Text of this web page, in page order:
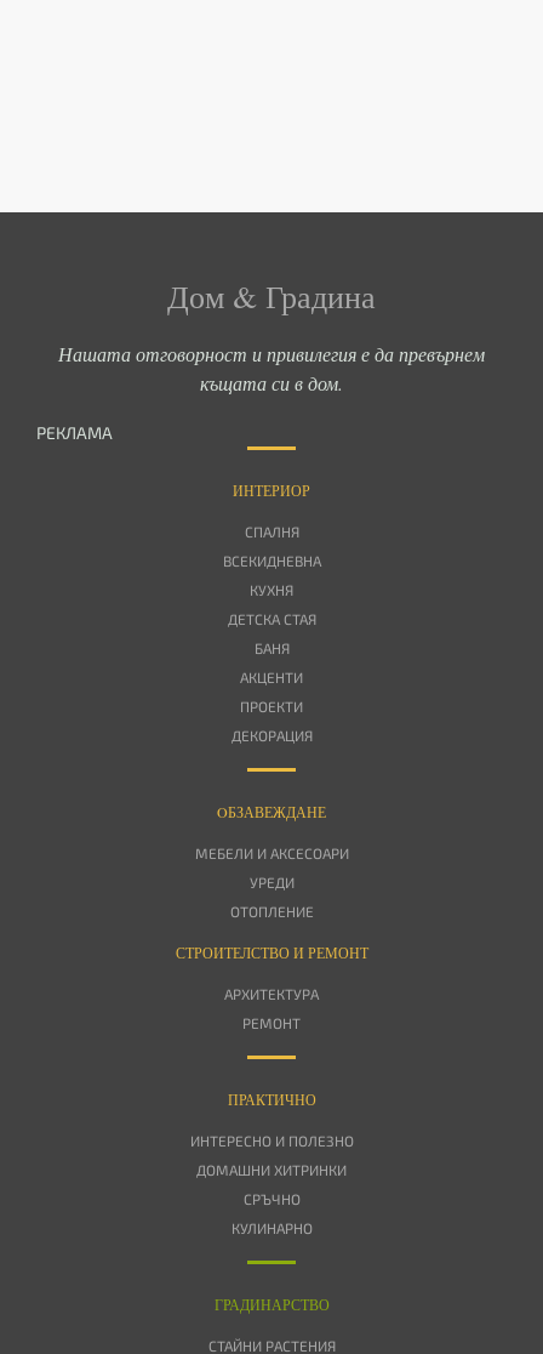
Дом & Градина
Нашата отговорност и привилегия е да превърнем
къщата си в дом.
РЕКЛАМА
ИНТЕРИОР
СПАЛНЯ
ВСЕКИДНЕВНА
КУХНЯ
ДЕТСКА СТАЯ
БАНЯ
АКЦЕНТИ
ПРОЕКТИ
ДЕКОРАЦИЯ
OБЗАВЕЖДАНЕ
МЕБЕЛИ И АКСЕСОАРИ
УРЕДИ
ОТОПЛЕНИЕ
СТРОИТЕЛСТВО И РЕМОНТ
АРХИТЕКТУРА
РЕМОНТ
ПРАКТИЧНО
ИНТЕРЕСНО И ПОЛЕЗНО
ДОМАШНИ ХИТРИНКИ
СРЪЧНО
КУЛИНАРНО
ГРАДИНАРСТВО
СТАЙНИ РАСТЕНИЯ